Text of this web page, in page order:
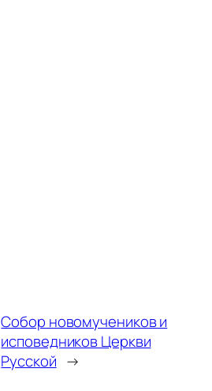
Собор новомучеников и
исповедников Церкви
Русской →